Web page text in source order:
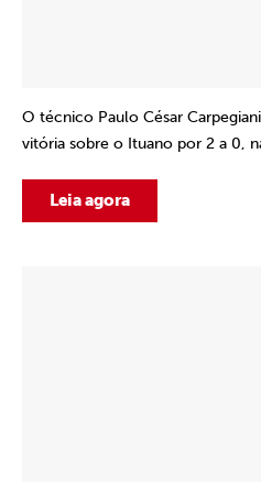
O técnico Paulo César
vitória sobre o Ituano por 2 a 0,
Leia agora